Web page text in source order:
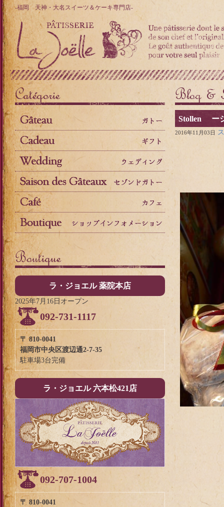
-福岡 天神・大名スイーツ＆ケーキ専門店-
Stollen ー
2016年11月03日
ラ・ジョエル 薬院本店
2025年7月16日オープン
092-731-1117
〒 810-0041
福岡市中央区渡辺通2-7-35
駐車場3台完備
ラ・ジョエル 六本松421店
092-707-1004
〒 810-0041